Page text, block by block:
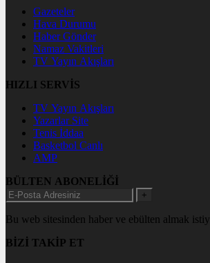
Gazeteler
Hava Durumu
Haber Gönder
Namaz Vakitleri
TV Yayın Akışları
HIZLI SERVİS
TV Yayın Akışları
Yazarlar Site
Tenis İddaa
Basketbol Canlı
AMP
BÜLTEN ABONELİĞİ
+
Bu web sitesinden haber ve ebülten almak
BİZİ TAKİP ET